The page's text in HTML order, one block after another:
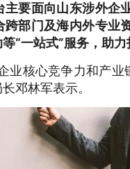
要面向山东涉外企
部门及海内外专业
“一站式”服务，助
业核心竞争力和产业
邓林军表示。